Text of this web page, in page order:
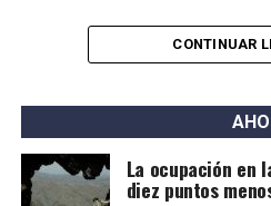
CONTINUAR
La ocupación en
diez puntos